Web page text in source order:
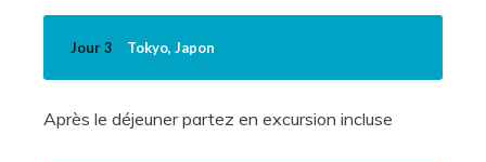
Jour 3 Tokyo, Japon
Après le déjeuner partez en excursion incluse